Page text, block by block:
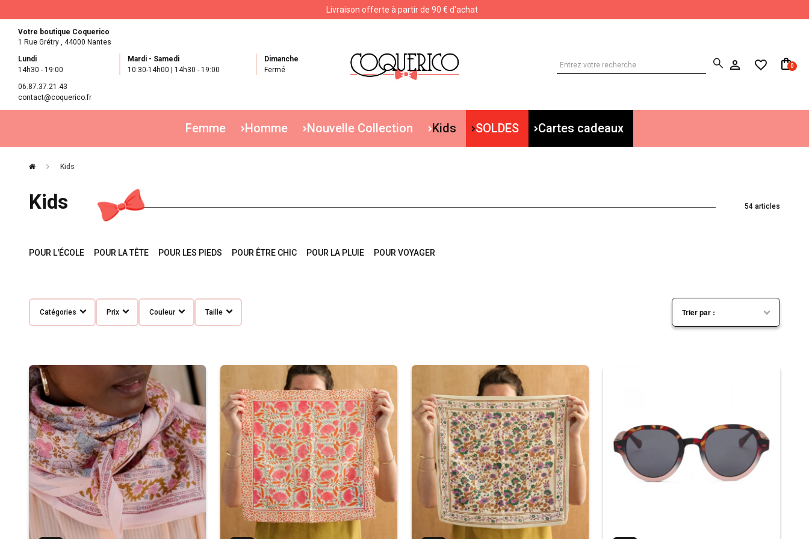
Livraison offerte à partir de 90 € d'achat
Votre boutique Coquerico
1 Rue Grétry , 44000 Nantes
Lundi
14h30 - 19:00
Mardi - Samedi
10:30-14h00 | 14h30 - 19:00
Dimanche
Fermé
06.87.37.21.43
contact@coquerico.fr
0
Femme Homme Nouvelle Collection Kids SOLDES Cartes cadeaux
Kids
Kids 54 articles
POUR L'ÉCOLE POUR LA TÊTE POUR LES PIEDS POUR ÊTRE CHIC POUR LA PLUIE POUR VOYAGER
Catégories Prix Couleur Taille